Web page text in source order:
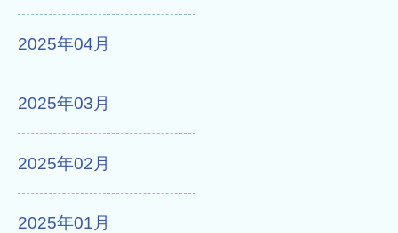
2025年04月
2025年03月
2025年02月
2025年01月